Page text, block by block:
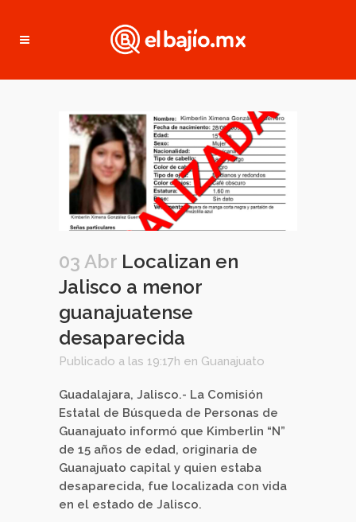
03 Abr Localizan en
Jalisco a menor
guanajuatense
desaparecida
Publicado a las 19:17h en Guanajuato
Guadalajara, Jalisco.- La Comisión
Estatal de Búsqueda de Personas de
Guanajuato informó que Kimberlin “N”
de 15 años de edad, originaria de
Guanajuato capital y quien estaba
desaparecida, fue localizada con vida
en el estado de Jalisco.